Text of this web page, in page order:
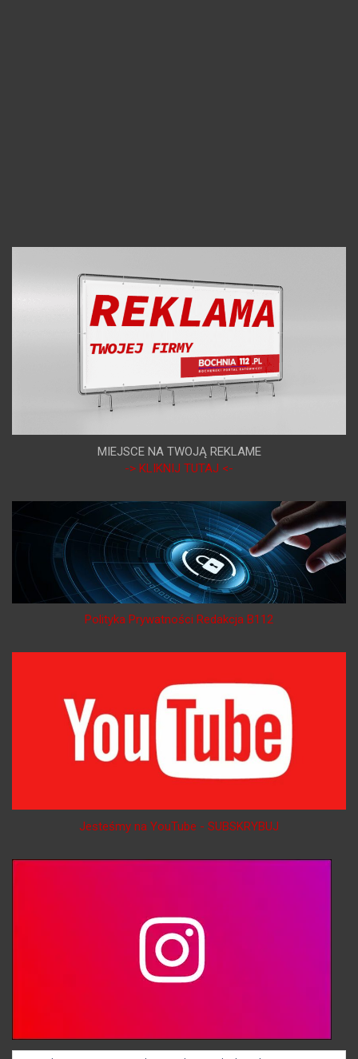
MIEJSCE NA TWOJĄ REKLAME
-> KLIKNIJ TUTAJ <-
Polityka Prywatności Redakcja B112
Jesteśmy na YouTube - SUBSKRYBUJ
Jesteśmy na Instagramie - OBSERWUJ